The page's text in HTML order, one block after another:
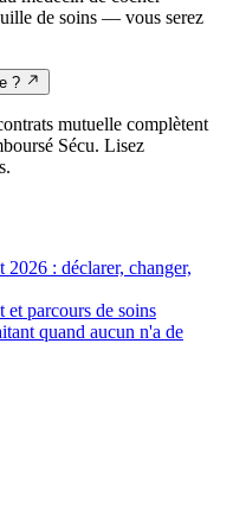
de soins — vous serez
?
mutuelle complètent
Sécu. Lisez
2026 : déclarer, changer,
et parcours de soins
quand aucun n'a de